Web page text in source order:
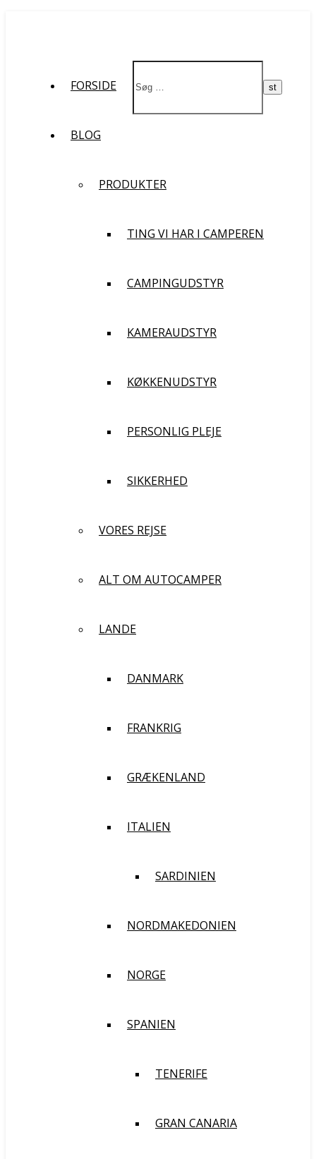
FORSIDE
BLOG
PRODUKTER
TING VI HAR I CAMPEREN
CAMPINGUDSTYR
KAMERAUDSTYR
KØKKENUDSTYR
PERSONLIG PLEJE
SIKKERHED
VORES REJSE
ALT OM AUTOCAMPER
LANDE
DANMARK
FRANKRIG
GRÆKENLAND
ITALIEN
SARDINIEN
NORDMAKEDONIEN
NORGE
SPANIEN
TENERIFE
GRAN CANARIA